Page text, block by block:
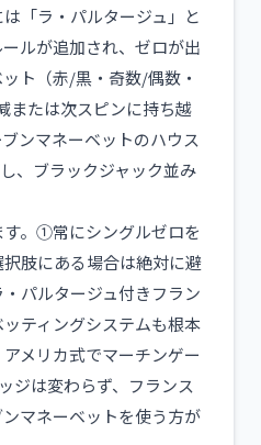
「ラ・パルタージュ」と
ールが追加され、ゼロが出
ト（赤/黒・奇数/偶数・
または次スピンに持ち越
ンマネーベットのハウス
、ブラックジャック並み
。①常にシングルゼロを
肢にある場合は絶対に避
パルタージュ付きフラン
ティングシステムも根本
メリカ式でマーチンゲー
ジは変わらず、フランス
マネーベットを使う方が